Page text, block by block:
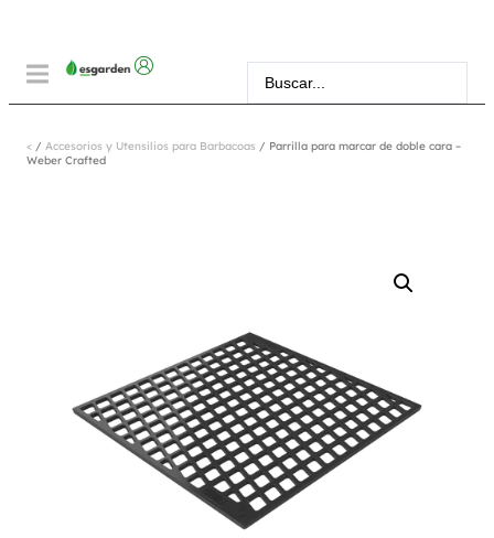
< / Accesorios y Utensilios para Barbacoas / Parrilla para marcar de doble cara –
Weber Crafted